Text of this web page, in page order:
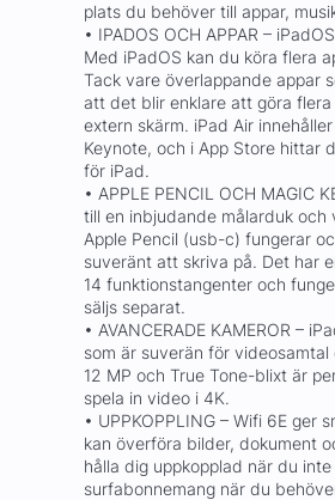
plats du behöver till appar,
• IPADOS OCH APPAR –
Med iPadOS kan du köra flera
Tack vare överlappande appar
att det blir enklare att göra
extern skärm. iPad Air
Keynote, och i App Store hittar
för iPad.
• APPLE PENCIL OCH MAGIC
till en inbjudande målarduk
Apple Pencil (usb-c) fungerar
suveränt att skriva på. Det har
14 funktionstangenter och
säljs separat.
• AVANCERADE KAMEROR –
som är suverän för
12 MP och True Tone-blixt är
spela in video i 4K.
• UPPKOPPLING – Wifi 6E
kan överföra bilder, dokument
hålla dig uppkopplad när du
surfabonnemang när du